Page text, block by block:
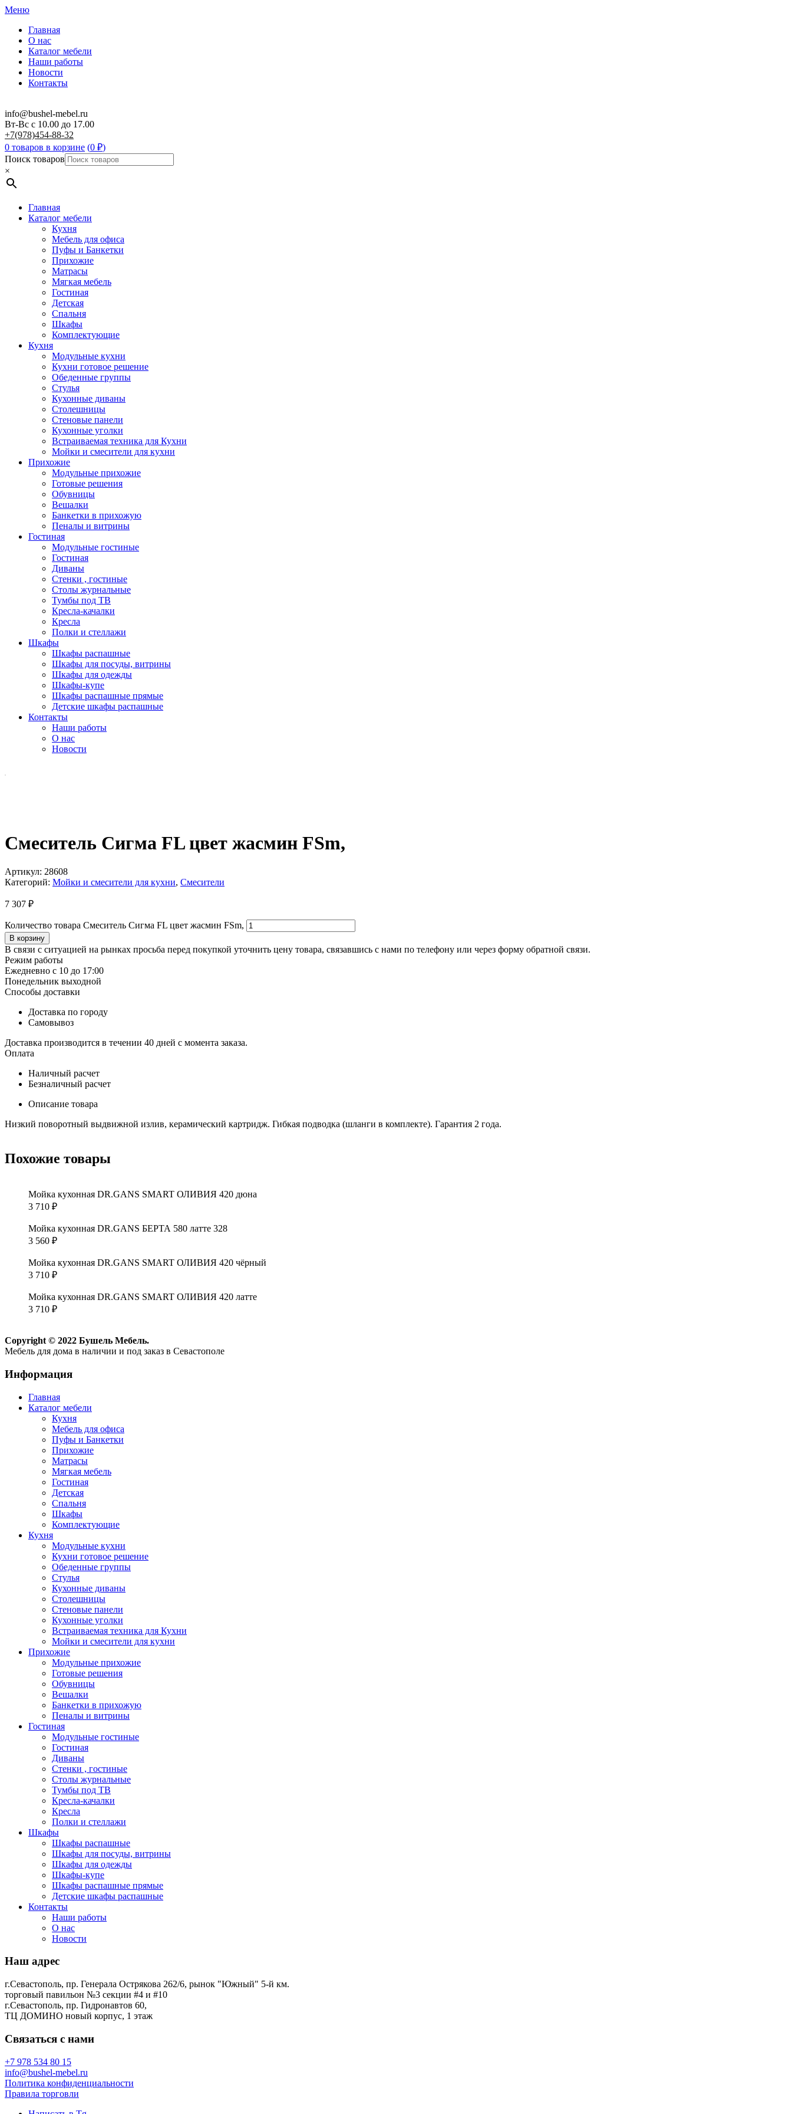
Меню
Главная
О нас
Каталог мебели
Наши работы
Новости
Контакты
info@bushel-mebel.ru
Вт-Вс c 10.00 до 17.00
+7(978)454-88-32
0 товаров в корзине (0 ₽)
Поиск товаров
×
Главная
Каталог мебели
Кухня
Мебель для офиса
Пуфы и Банкетки
Прихожие
Матрасы
Мягкая мебель
Гостиная
Детская
Спальня
Шкафы
Комплектующие
Кухня
Модульные кухни
Кухни готовое решение
Обеденные группы
Стулья
Кухонные диваны
Столешницы
Стеновые панели
Кухонные уголки
Встраиваемая техника для Кухни
Мойки и смесители для кухни
Прихожие
Модульные прихожие
Готовые решения
Обувницы
Вешалки
Банкетки в прихожую
Пеналы и витрины
Гостиная
Модульные гостиные
Гостиная
Диваны
Стенки , гостиные
Столы журнальные
Тумбы под ТВ
Кресла-качалки
Кресла
Полки и стеллажи
Шкафы
Шкафы распашные
Шкафы для посуды, витрины
Шкафы для одежды
Шкафы-купе
Шкафы распашные прямые
Детские шкафы распашные
Контакты
Наши работы
О нас
Новости
Смеситель Сигма FL цвет жасмин FSm,
Артикул: 28608
Категорий: Мойки и смесители для кухни, Смесители
7 307 ₽
Количество товара Смеситель Сигма FL цвет жасмин FSm,
В корзину
В связи с ситуацией на рынках просьба перед покупкой уточнить цену товара, связавшись с нами по телефону или через форму обратной связи.
Режим работы
Ежедневно с 10 до 17:00
Понедельник выходной
Способы доставки
Доставка по городу
Самовывоз
Доставка производится в течении 40 дней с момента заказа.
Оплата
Наличный расчет
Безналичный расчет
Описание товара
Низкий поворотный выдвижной излив, керамический картридж. Гибкая подводка (шланги в комплекте). Гарантия 2 года.
Похожие товары
Мойка кухонная DR.GANS SMART ОЛИВИЯ 420 дюна
3 710 ₽
Мойка кухонная DR.GANS БЕРТА 580 латте 328
3 560 ₽
Мойка кухонная DR.GANS SMART ОЛИВИЯ 420 чёрный
3 710 ₽
Мойка кухонная DR.GANS SMART ОЛИВИЯ 420 латте
3 710 ₽
Copyright © 2022 Бушель Мебель.
Мебель для дома в наличии и под заказ в Севастополе
Информация
Главная
Каталог мебели
Кухня
Мебель для офиса
Пуфы и Банкетки
Прихожие
Матрасы
Мягкая мебель
Гостиная
Детская
Спальня
Шкафы
Комплектующие
Кухня
Модульные кухни
Кухни готовое решение
Обеденные группы
Стулья
Кухонные диваны
Столешницы
Стеновые панели
Кухонные уголки
Встраиваемая техника для Кухни
Мойки и смесители для кухни
Прихожие
Модульные прихожие
Готовые решения
Обувницы
Вешалки
Банкетки в прихожую
Пеналы и витрины
Гостиная
Модульные гостиные
Гостиная
Диваны
Стенки , гостиные
Столы журнальные
Тумбы под ТВ
Кресла-качалки
Кресла
Полки и стеллажи
Шкафы
Шкафы распашные
Шкафы для посуды, витрины
Шкафы для одежды
Шкафы-купе
Шкафы распашные прямые
Детские шкафы распашные
Контакты
Наши работы
О нас
Новости
Наш адрес
г.Севастополь, пр. Генерала Острякова 262/6, рынок "Южный" 5-й км.
торговый павильон №3 секции #4 и #10
г.Севастополь, пр. Гидронавтов 60,
ТЦ ДОМИНО новый корпус, 1 этаж
Связаться с нами
+7 978 534 80 15
info@bushel-mebel.ru
Политика конфиденциальности
Правила торговли